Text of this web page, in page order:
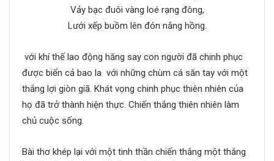
Vảy bạc đuôi vàng loé rạng đông,
Lưới xếp buồm lên đón nắng hồng.
với khí thế lao động hăng say con người đã chinh phục
được biển cả bao la với những chùm cá săn tay với một
thắng lợi giòn giã. Khát vọng chinh phục thiên nhiên của
họ đã trở thành hiện thực. Chiến thắng thiên nhiên làm
chủ cuộc sống.
Bài thơ khép lại với một tinh thần chiến thắng một thắng